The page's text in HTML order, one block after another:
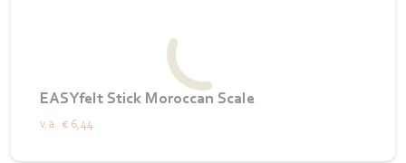
EASYfelt Stick Moroccan Scale
v.a. € 6,44